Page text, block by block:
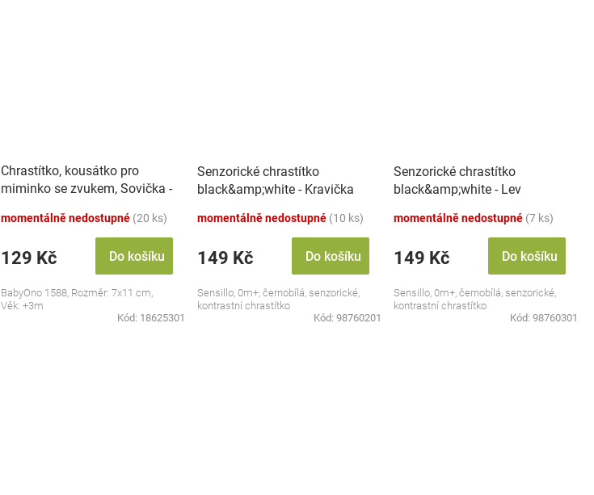
Chrastítko, kousátko pro
miminko se zvukem, Sovička -
momentálně nedostupné (20 ks)
129 Kč Do košíku
BabyOno 1588, Rozměr: 7x11 cm,
Věk: +3m
Kód: 18625301
Senzorické chrastítko
black&amp;white - Kravička
momentálně nedostupné (10 ks)
149 Kč Do košíku
Sensillo, 0m+, černobílá, senzorické,
kontrastní chrastítko
Kód: 98760201
Senzorické chrastítko
black&amp;white - Lev
momentálně nedostupné (7 ks)
149 Kč Do košíku
Sensillo, 0m+, černobílá, senzorické,
kontrastní chrastítko
Kód: 98760301